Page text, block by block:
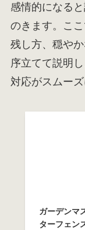
感情的になる
のきます。こ
残し方、穏や
序立てて説明
対応がスムー
ガーデンマ
ターフェン